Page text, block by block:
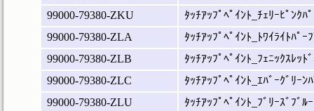
99000-79380-ZKU
ﾀｯﾁｱｯﾌﾟﾍﾟｲﾝﾄ_ﾁｪﾘｰﾋﾟﾝｸﾊ
99000-79380-ZLA
ﾀｯﾁｱｯﾌﾟﾍﾟｲﾝﾄ_ﾄﾜｲﾗｲﾄﾊﾟｰ
99000-79380-ZLB
ﾀｯﾁｱｯﾌﾟﾍﾟｲﾝﾄ_ﾌｪﾆｯｸｽﾚｯﾄ
99000-79380-ZLC
ﾀｯﾁｱｯﾌﾟﾍﾟｲﾝﾄ_ｴﾊﾞｰｸﾞﾘｰﾝ
99000-79380-ZLU
ﾀｯﾁｱｯﾌﾟﾍﾟｲﾝﾄ_ﾌﾞﾘｰｽﾞﾌﾞﾙ